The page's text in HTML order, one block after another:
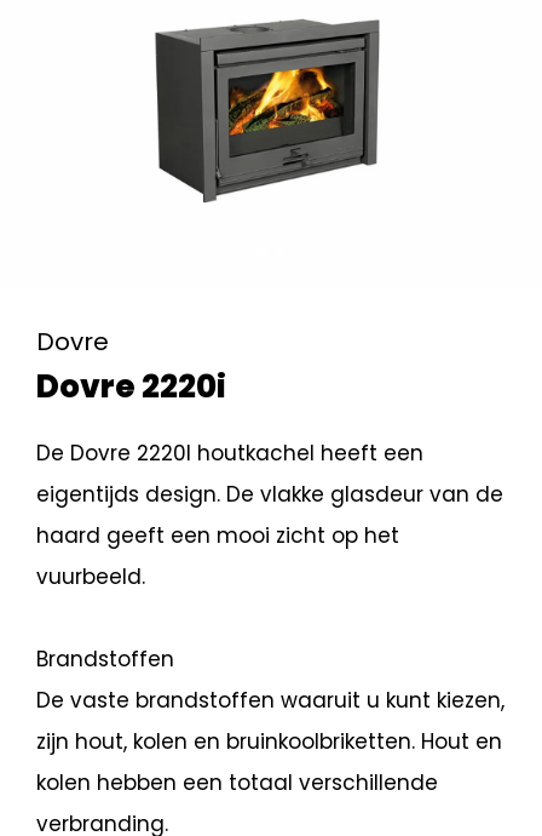
Dovre
Dovre 2220i
De Dovre 2220I houtkachel heeft een
eigentijds design. De vlakke glasdeur van de
haard geeft een mooi zicht op het
vuurbeeld.
Brandstoffen
De vaste brandstoffen waaruit u kunt kiezen,
zijn hout, kolen en bruinkoolbriketten. Hout en
kolen hebben een totaal verschillende
verbranding.